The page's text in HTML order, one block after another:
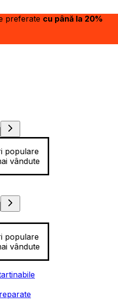
preferate cu până la 20%
populare
vândute
populare
vândute